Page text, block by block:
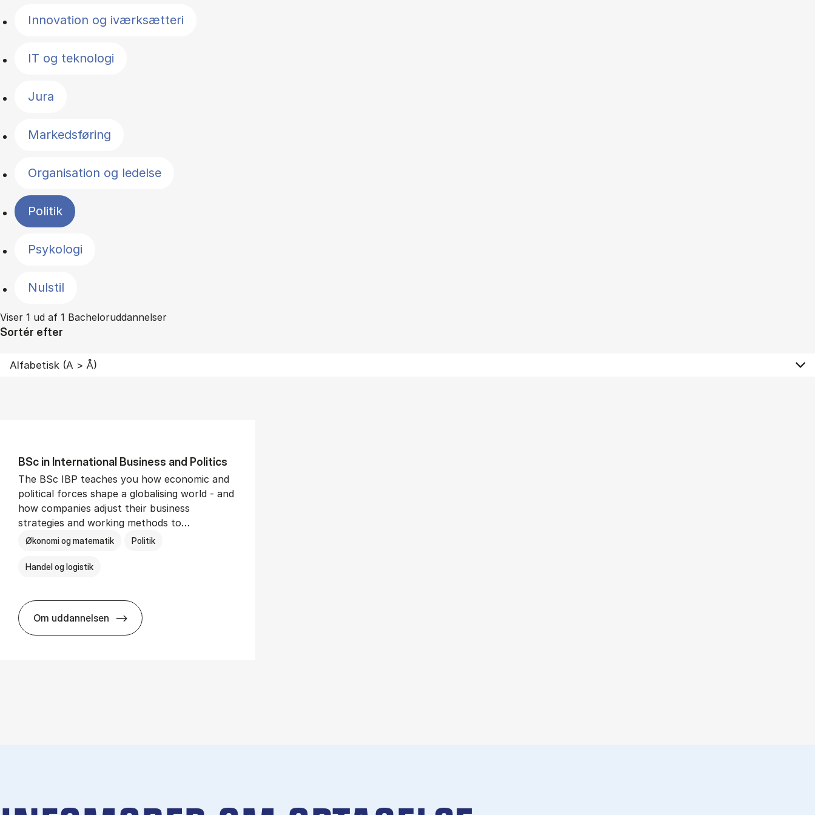
Innovation og iværksætteri
IT og teknologi
Jura
Markedsføring
Organisation og ledelse
Politik
Psykologi
Nulstil
Viser 1 ud af 1 Bacheloruddannelser
Sortér efter
BSc in In­ter­na­tion­al Busi­ness and Polit­ics
The BSc IBP teaches you how economic and
political forces shape a globalising world - and
how companies adjust their business
strategies and working methods to…
Økonomi og matematik Politik
Handel og logistik
Om uddannelsen
BSc in In­ter­na­tion­al Busi­ness and Polit­ics